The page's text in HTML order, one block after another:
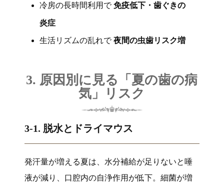
冷房の長時間利用で免疫低下・歯ぐきの
炎症
生活リズムの乱れで夜間の虫歯リスク増
3. 原因別に見る「夏の歯の病
気」リスク
3-1. 脱水とドライマウス
発汗量が増える夏は、水分補給が足りないと唾
液が減り、口腔内の自浄作用が低下。細菌が増